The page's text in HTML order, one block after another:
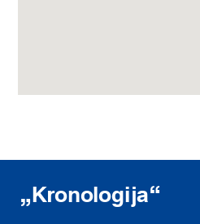
„Kronologija“